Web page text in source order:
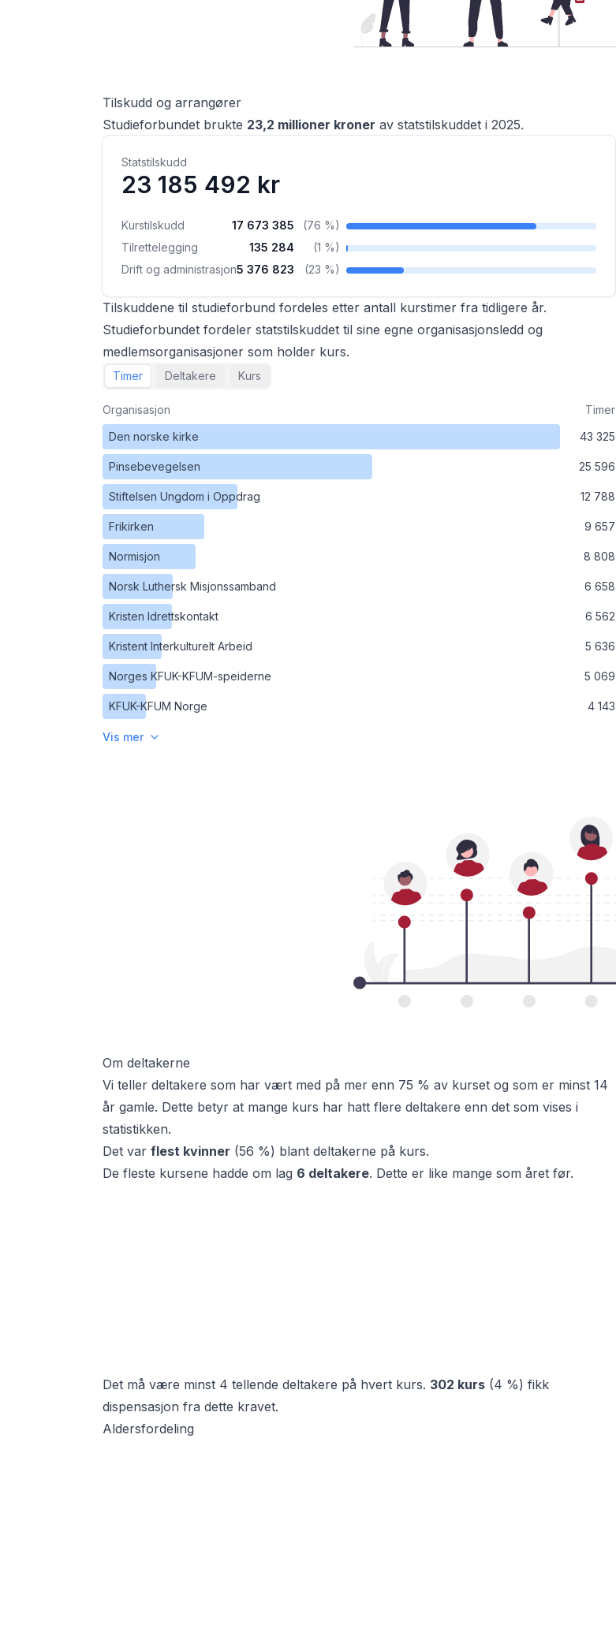
Tilskudd og arrangører
Studieforbundet brukte 23,2 millioner kroner av statstilskuddet i 2025.
Statstilskudd
23 185 492 kr
Kurstilskudd 17 673 385 (76 %)
Tilrettelegging
135 284 (1 %)
Drift og administrasjon5 376 823 (23 %)
Tilskuddene til studieforbund fordeles etter antall kurstimer fra tidligere år.
Studieforbundet fordeler statstilskuddet til sine egne organisasjonsledd og
medlemsorganisasjoner som holder kurs.
Timer Deltakere Kurs
Organisasjon
Timer
Den norske kirke
Pinsebevegelsen
Stiftelsen Ungdom i Oppdrag
Frikirken
Normisjon
Norsk Luthersk Misjonssamband
Kristen Idrettskontakt
Kristent Interkulturelt Arbeid
Norges KFUK-KFUM-speiderne
KFUK-KFUM Norge
43 325
25 596
12 788
9 657
8 808
6 658
6 562
5 636
5 069
4 143
Vis mer
Om deltakerne
Vi teller deltakere som har vært med på mer enn 75 % av kurset og som er minst 14
år gamle. Dette betyr at mange kurs har hatt flere deltakere enn det som vises i
statistikken.
Det var flest kvinner (56 %) blant deltakerne på kurs.
De fleste kursene hadde om lag 6 deltakere. Dette er like mange som året før.
Det må være minst 4 tellende deltakere på hvert kurs. 302 kurs (4 %) fikk
dispensasjon fra dette kravet.
Aldersfordeling